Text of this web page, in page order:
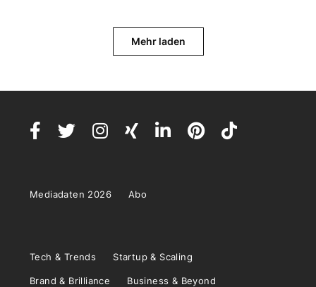
Mehr laden
Mediadaten 2026 Abo
Tech & Trends Startup & Scaling
Brand & Brilliance Business & Beyond